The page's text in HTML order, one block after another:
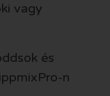
vagy
és
n